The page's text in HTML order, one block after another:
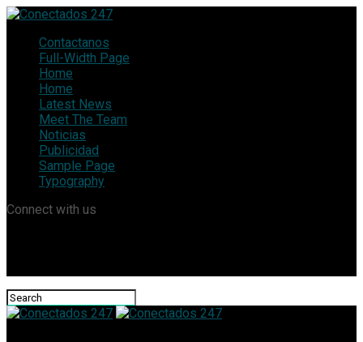
Contactanos
Full-Width Page
Home
Home
Latest News
Meet The Team
Noticias
Publicidad
Sample Page
Typography
Connect with us